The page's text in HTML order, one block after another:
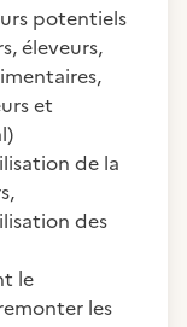
potentiels
éleveurs,
et
de la
des
le
les